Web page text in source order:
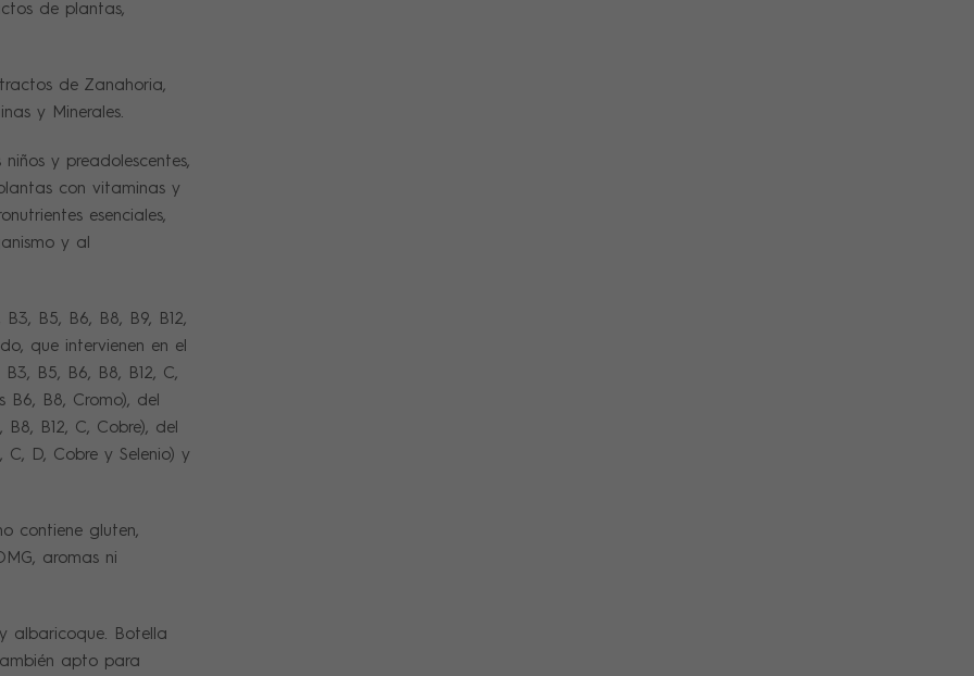
de plantas,
de Zanahoria,
y Minerales.
y preadolescentes,
con vitaminas y
esenciales,
y al
B5, B6, B8, B9, B12,
que intervienen en el
B5, B6, B8, B12, C,
B6, B8, Cromo), del
B12, C, Cobre), del
C, D, Cobre y Selenio) y
contiene gluten,
aromas ni
albaricoque. Botella
apto para